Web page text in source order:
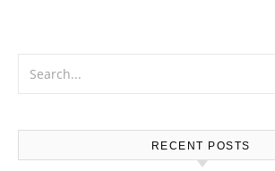
RECENT POSTS